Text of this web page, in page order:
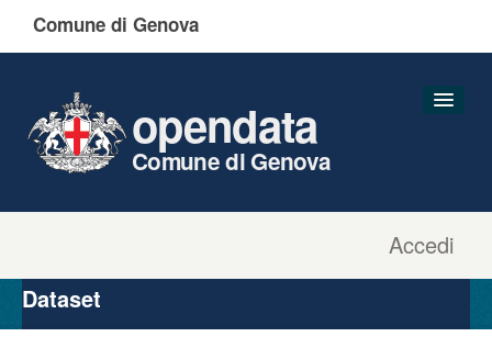
Comune di Genova
Accedi
opendata
Comune di Genova
Organizzazioni
Gruppi
Dataset